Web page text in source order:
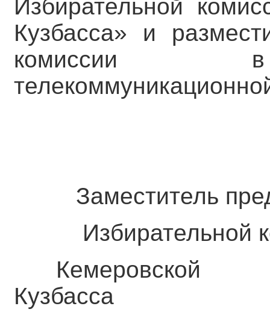
Избирательной
Кузбасса» и
комиссии в
Заместитель
Избирательной
Кузбасса